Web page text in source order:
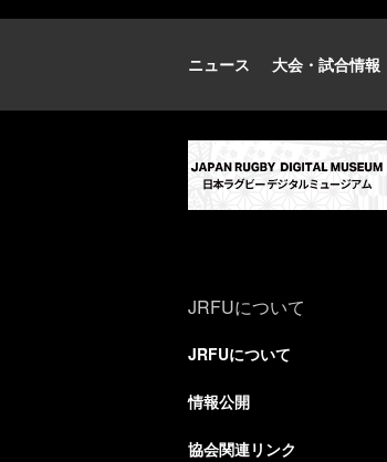
ニュース 大会・試合情報
JRFUについて
JRFUについて
情報公開
協会関連リンク